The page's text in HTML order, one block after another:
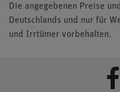
Die angegebenen Preise
Deutschlands und nur für
und Irrtümer vorbehalten.